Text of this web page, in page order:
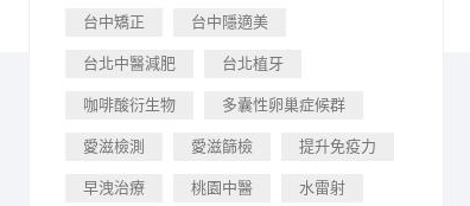
台中矯正 台中隱適美
台北中醫減肥 台北植牙
咖啡酸衍生物 多囊性卵巢症候群
愛滋檢測 愛滋篩檢 提升免疫力
早洩治療 桃園中醫 水雷射